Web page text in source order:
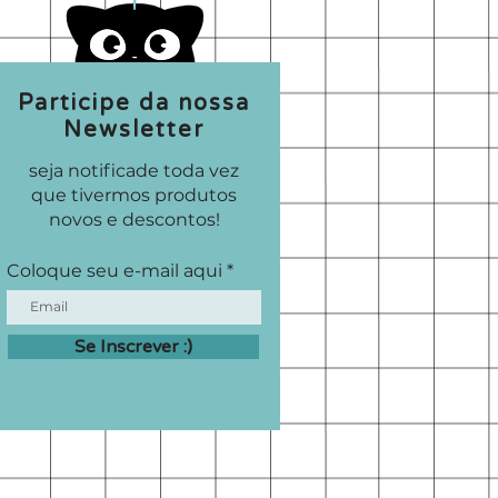
Participe da nossa
Newsletter
seja notificade toda vez
que tivermos produtos
novos e descontos!
Coloque seu e-mail aqui
Se Inscrever :)